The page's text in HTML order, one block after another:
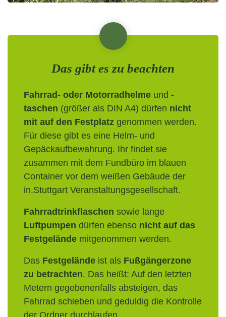
Das gibt es zu beachten
Fahrrad- oder Motorradhelme und -
taschen (größer als DIN A4) dürfen nicht
mit auf den Festplatz genommen werden.
Für diese gibt es eine Helm- und
Gepäckaufbewahrung. Ihr findet sie
zusammen mit dem Fundbüro im blauen
Container vor dem weißen Gebäude der
in.Stuttgart Veranstaltungsgesellschaft.
Fahrradtrinkflaschen sowie lange
Luftpumpen dürfen ebenso nicht auf das
Festgelände mitgenommen werden.
Das Festgelände ist als Fußgängerzone
zu betrachten. Das heißt: Auf den letzten
Metern gegebenenfalls absteigen, das
Fahrrad schieben und geduldig die Kontrolle